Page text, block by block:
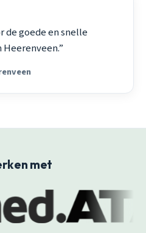
de goede en snelle
met